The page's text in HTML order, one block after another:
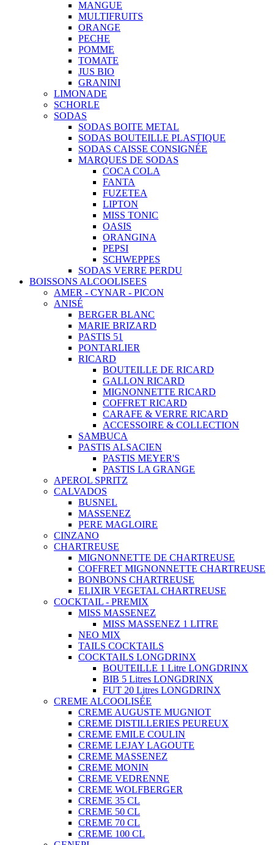
MANGUE
MULTIFRUITS
ORANGE
PECHE
POMME
TOMATE
JUS BIO
GRANINI
LIMONADE
SCHORLE
SODAS
SODAS BOITE METAL
SODAS BOUTEILLE PLASTIQUE
SODAS CAISSE CONSIGNÉE
MARQUES DE SODAS
COCA COLA
FANTA
FUZETEA
LIPTON
MISS TONIC
OASIS
ORANGINA
PEPSI
SCHWEPPES
SODAS VERRE PERDU
BOISSONS ALCOOLISEES
AMER - CYNAR - PICON
ANISÉ
BERGER BLANC
MARIE BRIZARD
PASTIS 51
PONTARLIER
RICARD
BOUTEILLE DE RICARD
GALLON RICARD
MIGNONNETTE RICARD
COFFRET RICARD
CARAFE & VERRE RICARD
ACCESSOIRE & COLLECTION
SAMBUCA
PASTIS ALSACIEN
PASTIS MEYER'S
PASTIS LA GRANGE
APEROL SPRITZ
CALVADOS
BUSNEL
MASSENEZ
PERE MAGLOIRE
CINZANO
CHARTREUSE
MIGNONNETTE DE CHARTREUSE
COFFRET MIGNONNETTE CHARTREUSE
BONBONS CHARTREUSE
ELIXIR VEGETAL CHARTREUSE
COCKTAIL - PREMIX
MISS MASSENEZ
MISS MASSENEZ 1 LITRE
NEO MIX
TAILS COCKTAILS
COCKTAILS LONGDRINX
BOUTEILLE 1 Litre LONGDRINX
BIB 5 Litres LONGDRINX
FUT 20 Litres LONGDRINX
CREME ALCOOLISÉE
CREME AUGUSTE MUGNIOT
CREME DISTILLERIES PEUREUX
CREME EMILE COULIN
CREME LEJAY LAGOUTE
CREME MASSENEZ
CREME MONIN
CREME VEDRENNE
CREME WOLFBERGER
CREME 35 CL
CREME 50 CL
CREME 70 CL
CREME 100 CL